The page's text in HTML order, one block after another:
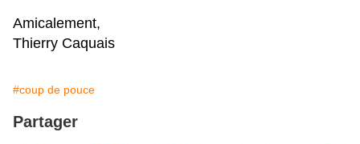
Amicalement,
Thierry Caquais
#coup de pouce
Partager